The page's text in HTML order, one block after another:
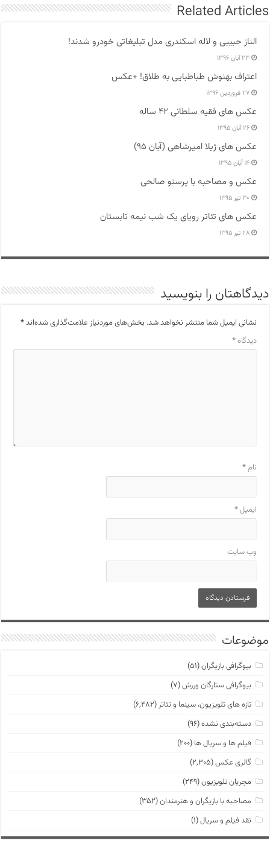
Related Articles
الناز حبیبی و لاله اسکندری مدل تبلیغاتی خودرو شدند!
۲۳ آبان ۱۳۹۶
اعتراف بهنوش طباطبایی به طلاق! +عکس
۲۷ فروردین ۱۳۹۶
عکس های فقیه سلطانی ۴۲ ساله
۲۶ آبان ۱۳۹۵
عکس های ژیلا امیرشاهی (آبان ۹۵)
۱۴ آبان ۱۳۹۵
عکس و مصاحبه با پرستو صالحی
۳۰ تیر ۱۳۹۵
عکس های تئاتر رویای یک شب نیمه تابستان
۲۸ تیر ۱۳۹۵
دیدگاهتان را بنویسید
نشانی ایمیل شما منتشر نخواهد شد. بخش‌های موردنیاز علامت‌گذاری شده‌اند*
دیدگاه*
نام*
ایمیل*
وب‌ سایت
موضوعات
بیوگرافی بازیگران(۵۱)
بیوگرافی ستارگان ورزش(۷)
تازه های تلویزیون، سینما و تئاتر (۶,۴۸۲)
دسته‌بندی نشده(۹۶)
فیلم ها و سریال ها (۲۰۰)
گالری عکس(۲,۳۰۵)
مجریان تلویزیون(۲۴۹)
مصاحبه با بازیگران و هنرمندان(۳۵۲)
نقد فیلم و سریال(۱)